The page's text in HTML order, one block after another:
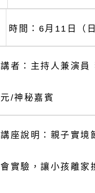
時間：6月11日（
講者：主持人兼演
元/神秘嘉賓
講座說明：親子實境
會實驗，讓小孩離家